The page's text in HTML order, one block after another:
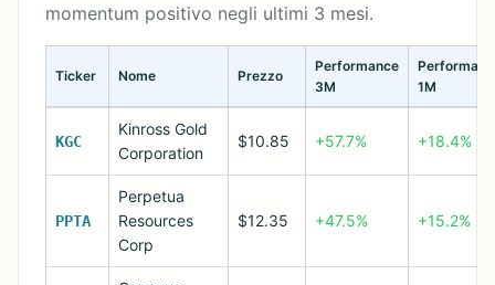
momentum positivo negli ultimi 3 mesi.
Ticker Nome Prezzo
Performance
3M
1M
KGC
Kinross Gold
Corporation
$10.85 +57.7% +18.4%
PPTA
Perpetua
Resources
Corp
$12.35 +47.5% +15.2%